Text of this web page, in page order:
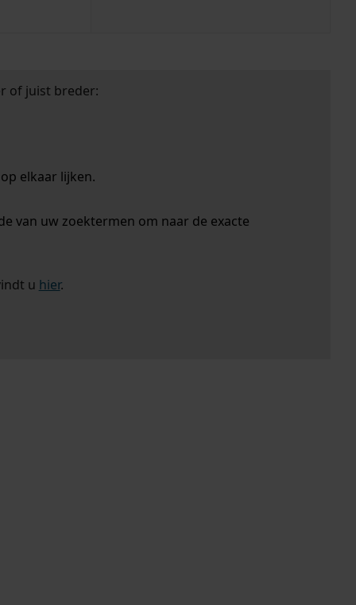
of juist breder:
elkaar lijken.
van uw zoektermen om naar de exacte
u hier.